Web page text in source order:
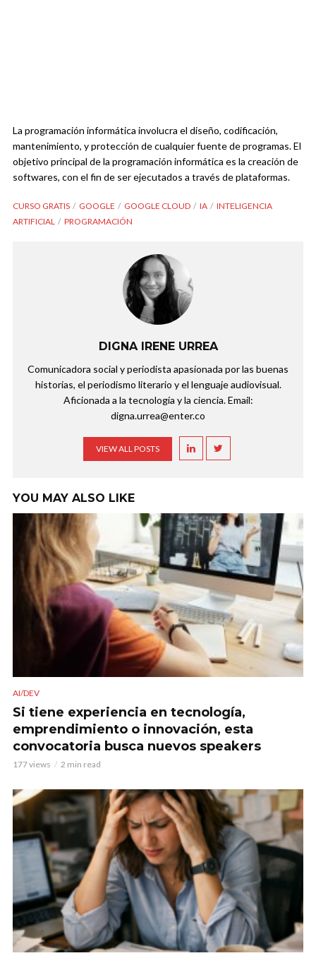
La programación informática involucra el diseño, codificación,
mantenimiento, y protección de cualquier fuente de programas. El
objetivo principal de la programación informática es la creación de
softwares, con el fin de ser ejecutados a través de plataformas.
CURSO GRATIS GOOGLE GOOGLE CLOUD IA
INTELIGENCIA
ARTIFICIAL
PROGRAMACIÓN
DIGNA IRENE URREA
Comunicadora social y periodista apasionada por las buenas
historias, el periodismo literario y el lenguaje audiovisual.
Aficionada a la tecnología y la ciencia. Email:
digna.urrea@enter.co
VIEW ALL POSTS
YOU MAY ALSO LIKE
AI/DEV
Si tiene experiencia en tecnología,
emprendimiento o innovación, esta
convocatoria busca nuevos speakers
177 views 2 min read